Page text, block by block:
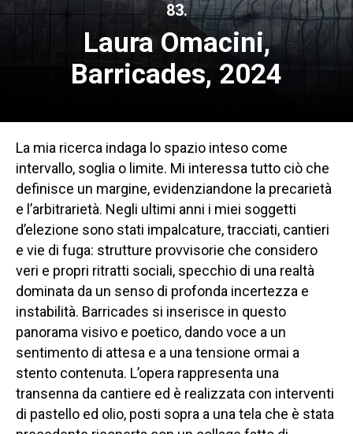
83.
Laura Omacini,
Barricades, 2024
La mia ricerca indaga lo spazio inteso come
intervallo, soglia o limite. Mi interessa tutto ciò che
definisce un margine, evidenziandone la precarietà
e l’arbitrarietà. Negli ultimi anni i miei soggetti
d’elezione sono stati impalcature, tracciati, cantieri
e vie di fuga: strutture provvisorie che considero
veri e propri ritratti sociali, specchio di una realtà
dominata da un senso di profonda incertezza e
instabilità. Barricades si inserisce in questo
panorama visivo e poetico, dando voce a un
sentimento di attesa e a una tensione ormai a
stento contenuta. L’opera rappresenta una
transenna da cantiere ed è realizzata con interventi
di pastello ed olio, posti sopra a una tela che è stata